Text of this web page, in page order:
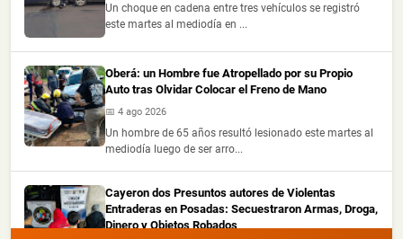
Un choque en cadena entre tres vehículos se registró
este martes al mediodía en ...
Oberá: un Hombre fue Atropellado por su Propio
Auto tras Olvidar Colocar el Freno de Mano
📅 4 ago 2026
Un hombre de 65 años resultó lesionado este martes al
mediodía luego de ser arro...
Cayeron dos Presuntos autores de Violentas
Entraderas en Posadas: Secuestraron Armas, Droga,
Dinero y Objetos Robados